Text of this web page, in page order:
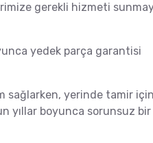
gerekli hizmeti
yedek parça garantisi
sağlarken, yerinde tamir için
yıllar boyunca sorunsuz bir